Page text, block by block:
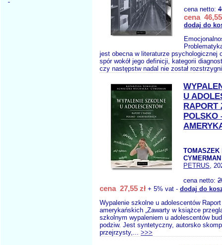
cena netto:
cena 46,55
dodaj do
jest obecna w literaturze psychologicznej
spór wokół jego definicji, kategorii
czy następstw nadal nie został
U
RAPORT
POLSKO
TOMASZEK
PETRUS,
cena netto:
cena 27,55 zł + 5% vat - dodaj do
Wypalenie szkolne u adolescentów
amerykańskich „Zawarty w książce
szkolnym wypaleniem u adolescentów
podziw. Jest syntetyczny, autorsko
przejrzysty,... >>>